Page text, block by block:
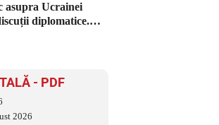
asupra Ucrainei
diplomatice.
- PDF
2026